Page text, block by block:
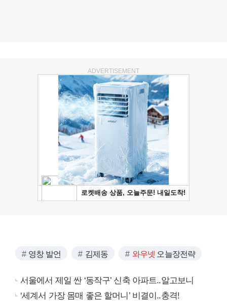
ADVERTISEMENT
영창 발언 김제동 와우넷 오늘장전략
서울에서 제일 싼 ‘동작구’ 신축 아파트..알고보니
‘세계서 가장 몸매 좋은 할머니’ 비결이..충격!